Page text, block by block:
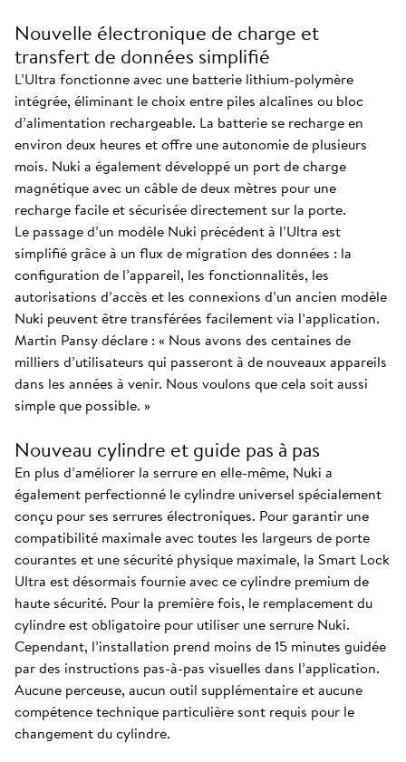
Nouvelle électronique de charge et
transfert de données simplifié
L’Ultra fonctionne avec une batterie lithium-polymère
intégrée, éliminant le choix entre piles alcalines ou bloc
d’alimentation rechargeable. La batterie se recharge en
environ deux heures et offre une autonomie de plusieurs
mois. Nuki a également développé un port de charge
magnétique avec un câble de deux mètres pour une
recharge facile et sécurisée directement sur la porte.
Le passage d’un modèle Nuki précédent à l’Ultra est
simplifié grâce à un flux de migration des données : la
configuration de l’appareil, les fonctionnalités, les
autorisations d’accès et les connexions d’un ancien modèle
Nuki peuvent être transférées facilement via l’application.
Martin Pansy déclare : « Nous avons des centaines de
milliers d’utilisateurs qui passeront à de nouveaux appareils
dans les années à venir. Nous voulons que cela soit aussi
simple que possible. »
Nouveau cylindre et guide pas à pas
En plus d’améliorer la serrure en elle-même, Nuki a
également perfectionné le cylindre universel spécialement
conçu pour ses serrures électroniques. Pour garantir une
compatibilité maximale avec toutes les largeurs de porte
courantes et une sécurité physique maximale, la Smart Lock
Ultra est désormais fournie avec ce cylindre premium de
haute sécurité. Pour la première fois, le remplacement du
cylindre est obligatoire pour utiliser une serrure Nuki.
Cependant, l’installation prend moins de 15 minutes guidée
par des instructions pas-à-pas visuelles dans l’application.
Aucune perceuse, aucun outil supplémentaire et aucune
compétence technique particulière sont requis pour le
changement du cylindre.